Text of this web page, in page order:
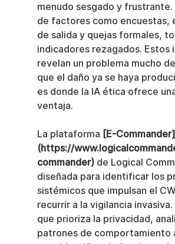
menudo sesgado y frustrante.
de factores como encuestas,
de salida y quejas formales,
indicadores rezagados. Estos
revelan un problema mucho
que el daño ya se haya
es donde la IA ética ofrece
ventaja.
La plataforma [E-Commander]
(https://
commander) de Logical
diseñada para identificar los
sistémicos que impulsan el
recurrir a la vigilancia invasiva.
que prioriza la privacidad,
patrones de comportamiento